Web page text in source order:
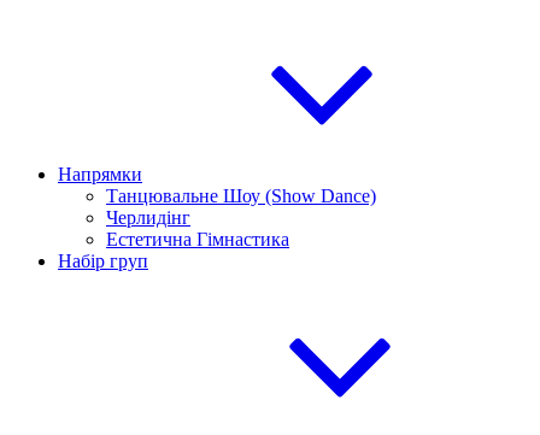
Напрямки
Танцювальне Шоу (Show Dance)
Черлидінг
Естетична Гімнастика
Набір груп